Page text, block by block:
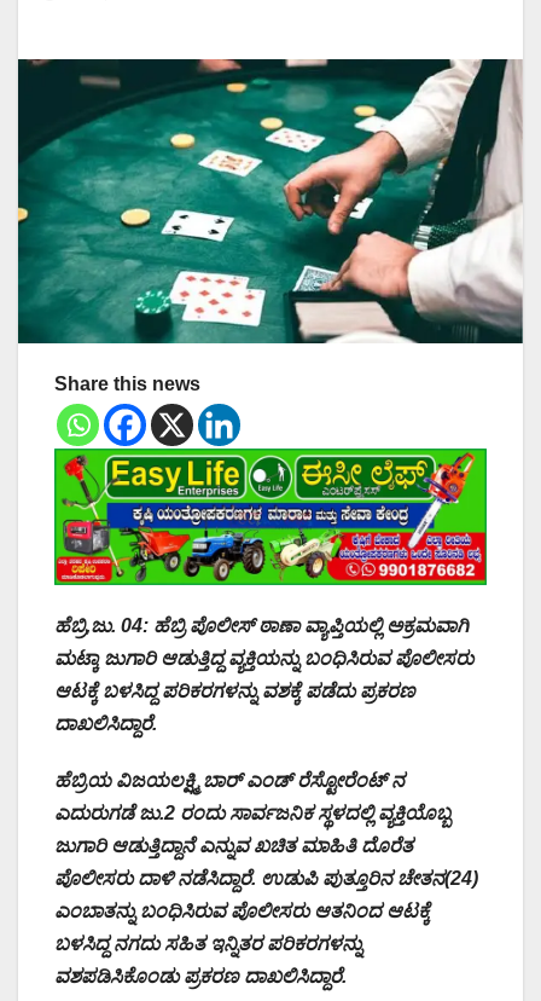
Share this news
ಹೆಬ್ರಿ,ಜು. 04: ಹೆಬ್ರಿ ಪೊಲೀಸ್ ಠಾಣಾ ವ್ಯಾಪ್ತಿಯಲ್ಲಿ ಅಕ್ರಮವಾಗಿ
ಮಟ್ಕಾ ಜುಗಾರಿ ಆಡುತ್ತಿದ್ದ ವ್ಯಕ್ತಿಯನ್ನು ಬಂಧಿಸಿರುವ ಪೊಲೀಸರು
ಆಟಕ್ಕೆ ಬಳಸಿದ್ದ ಪರಿಕರಗಳನ್ನು ವಶಕ್ಕೆ ಪಡೆದು ಪ್ರಕರಣ
ದಾಖಲಿಸಿದ್ದಾರೆ.
ಹೆಬ್ರಿಯ ವಿಜಯಲಕ್ಷ್ಮಿ ಬಾರ್ ಎಂಡ್ ರೆಸ್ಟೋರೆಂಟ್ ನ
ಎದುರುಗಡೆ ಜು.2 ರಂದು ಸಾರ್ವಜನಿಕ ಸ್ಥಳದಲ್ಲಿ ವ್ಯಕ್ತಿಯೊಬ್ಬ
ಜುಗಾರಿ ಆಡುತ್ತಿದ್ದಾನೆ ಎನ್ನುವ ಖಚಿತ ಮಾಹಿತಿ ದೊರೆತ
ಪೊಲೀಸರು ದಾಳಿ ನಡೆಸಿದ್ದಾರೆ. ಉಡುಪಿ ಪುತ್ತೂರಿನ ಚೇತನ(24)
ಎಂಬಾತನ್ನು ಬಂಧಿಸಿರುವ ಪೊಲೀಸರು ಆತನಿಂದ ಆಟಕ್ಕೆ
ಬಳಸಿದ್ದ ನಗದು ಸಹಿತ ಇನ್ನಿತರ ಪರಿಕರಗಳನ್ನು
ವಶಪಡಿಸಿಕೊಂಡು ಪ್ರಕರಣ ದಾಖಲಿಸಿದ್ದಾರೆ.